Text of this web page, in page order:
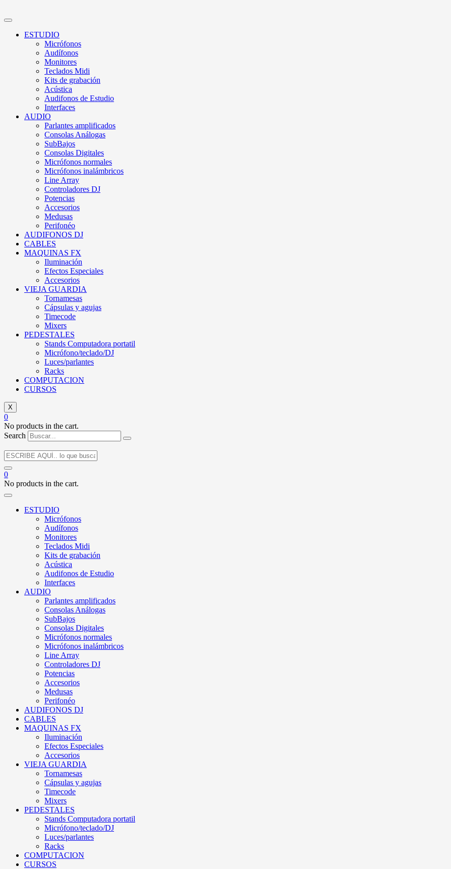
ESTUDIO
Micrófonos
Audífonos
Monitores
Teclados Midi
Kits de grabación
Acústica
Audifonos de Estudio
Interfaces
AUDIO
Parlantes amplificados
Consolas Análogas
SubBajos
Consolas Digitales
Micrófonos normales
Micrófonos inalámbricos
Line Array
Controladores DJ
Potencias
Accesorios
Medusas
Perifonéo
AUDIFONOS DJ
CABLES
MAQUINAS FX
Iluminación
Efectos Especiales
Accesorios
VIEJA GUARDIA
Tornamesas
Cápsulas y agujas
Timecode
Mixers
PEDESTALES
Stands Computadora portatil
Micrófono/teclado/DJ
Luces/parlantes
Racks
COMPUTACION
CURSOS
X
0
No products in the cart.
Search
0
No products in the cart.
ESTUDIO
Micrófonos
Audífonos
Monitores
Teclados Midi
Kits de grabación
Acústica
Audifonos de Estudio
Interfaces
AUDIO
Parlantes amplificados
Consolas Análogas
SubBajos
Consolas Digitales
Micrófonos normales
Micrófonos inalámbricos
Line Array
Controladores DJ
Potencias
Accesorios
Medusas
Perifonéo
AUDIFONOS DJ
CABLES
MAQUINAS FX
Iluminación
Efectos Especiales
Accesorios
VIEJA GUARDIA
Tornamesas
Cápsulas y agujas
Timecode
Mixers
PEDESTALES
Stands Computadora portatil
Micrófono/teclado/DJ
Luces/parlantes
Racks
COMPUTACION
CURSOS